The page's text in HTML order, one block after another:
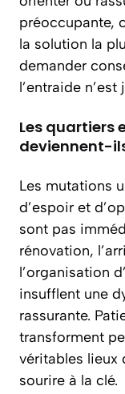
préoccupante,
la solution la
demander
l’entraide
Les quartiers
deviennent-
Les mutations
d’espoir et
sont pas
rénovation,
l’organisation
insufflent une
rassurante.
transforment
véritables lieux
sourire à la clé.